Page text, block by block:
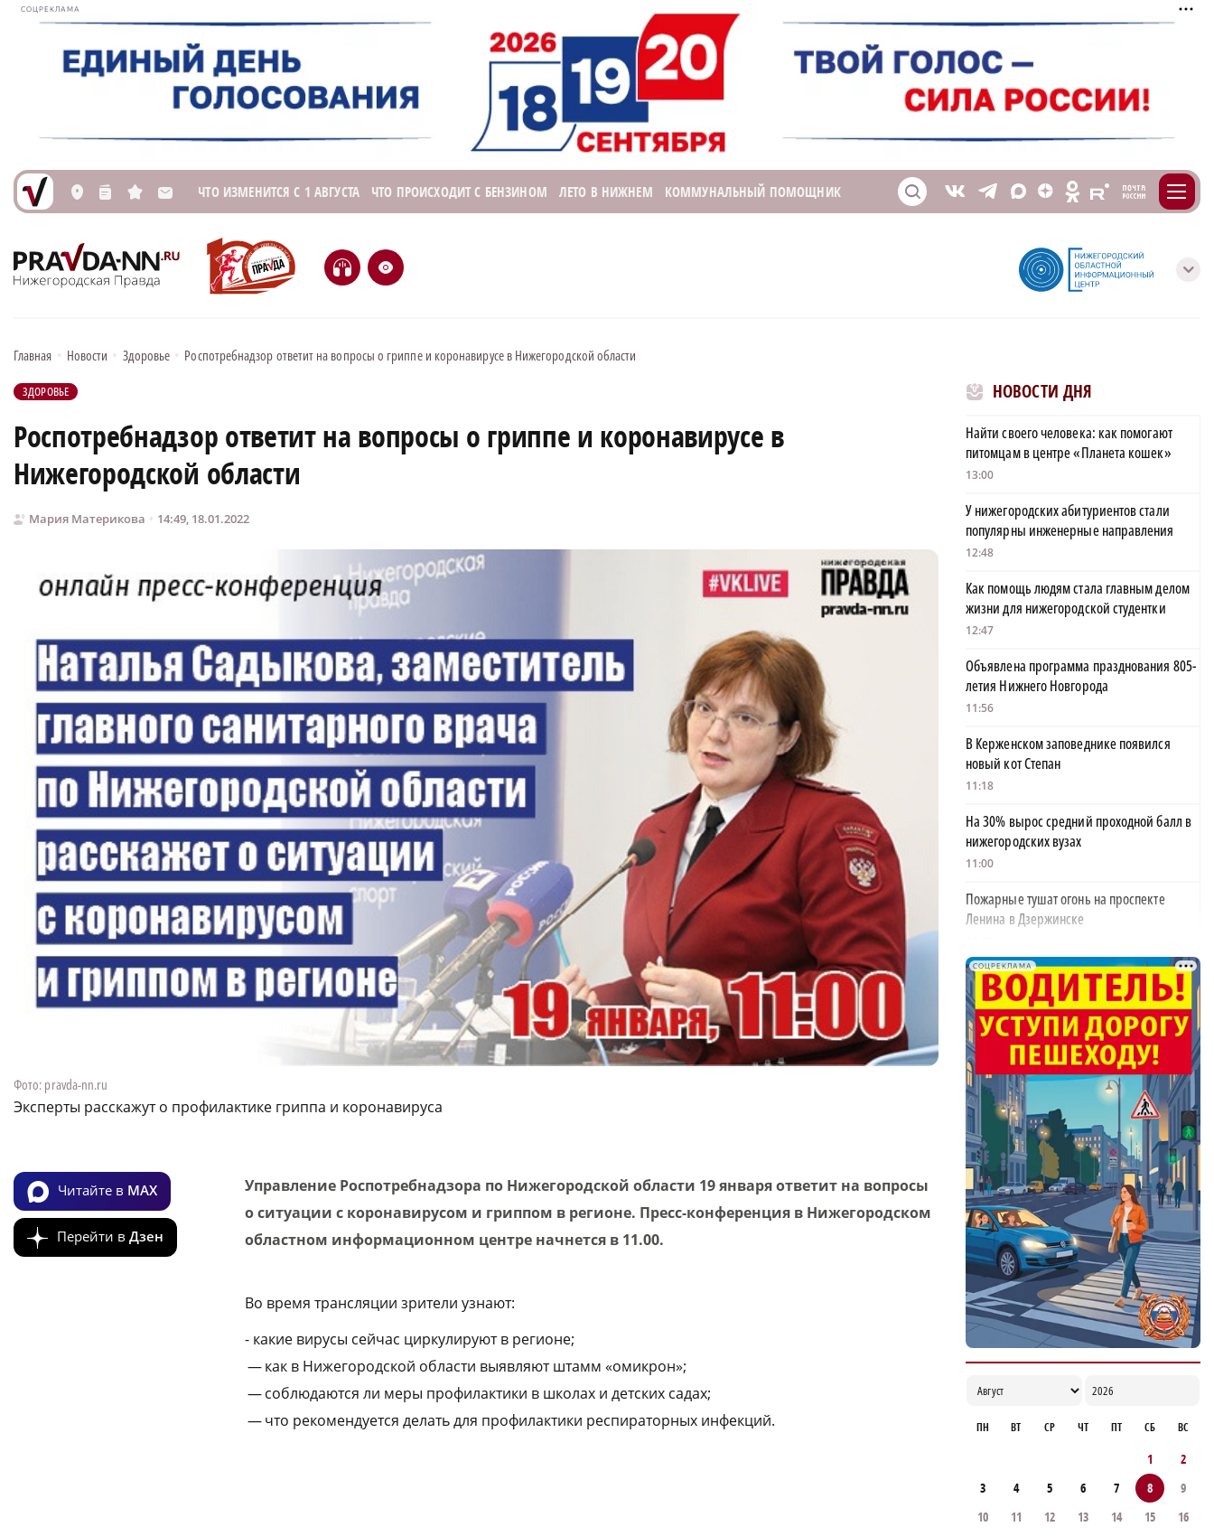
СОЦРЕКЛАМА
L n s M ЧТО ИЗМЕНИТСЯ С 1 АВГУСТА ЧТО ПРОИСХОДИТ С БЕНЗИНОМ ЛЕТО В НИЖНЕМ КОММУНАЛЬНЫЙ ПОМОЩНИК S V T X Z O E m
H e с
Главная • Новости • Здоровье • Роспотребнадзор ответит на вопросы о гриппе и коронавирусе в Нижегородской области
ЗДОРОВЬЕ
Роспотребнадзор ответит на вопросы о гриппе и коронавирусе в
Нижегородской области
Мария Материкова 14:49, 18.01.2022
Фото: pravda-nn.ru
Эксперты расскажут о профилактике гриппа и коронавируса
Читайте в MAX
Перейти в Дзен
Управление Роспотребнадзора по Нижегородской области 19 январяответит на вопросы
о ситуации с коронавирусом и гриппом в регионе. Пресс-конференция в Нижегородском
областном информационном центре начнется в 11.00.
Во время трансляции зрители узнают:
- какие вирусы сейчас циркулируют в регионе;
— как в Нижегородской области выявляют штамм «омикрон»;
— соблюдаются ли меры профилактики в школах и детских садах;
— что рекомендуется делать для профилактики респираторных инфекций.
НОВОСТИ ДНЯ
Найти своего человека: как помогают
питомцам в центре «Планета кошек»
13:00
У нижегородских абитуриентов стали
популярны инженерные направления
12:48
Как помощь людям стала главным делом
жизни для нижегородской студентки
12:47
Объявлена программа празднования 805-
летия Нижнего Новгорода
11:56
В Керженском заповеднике появился
новый кот Степан
11:18
На 30% вырос средний проходной балл в
нижегородских вузах
11:00
Пожарные тушат огонь на проспекте
Ленина в Дзержинске
В Нижнем Новгороде убирают деревья,
упавшие после урагана
10:02
Нижегородские журналисты могут подать
заявки на конкурс «Пробация»
10:00
Нижегородцам рассказали, как утренний
кофе влияет на организм
09:34
СОЦРЕКЛАМА
ПН ВТ СР ЧТ ПТ СБ ВС
1
2
3
4 5 6 7 8
9
10
11 12 13 14 15
16